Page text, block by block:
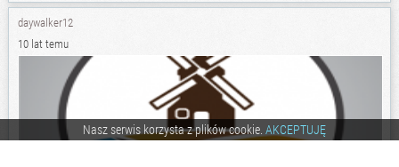
daywalker12
10 lat temu
Nasz serwis korzysta z plików cookie. AKCEPTUJĘ